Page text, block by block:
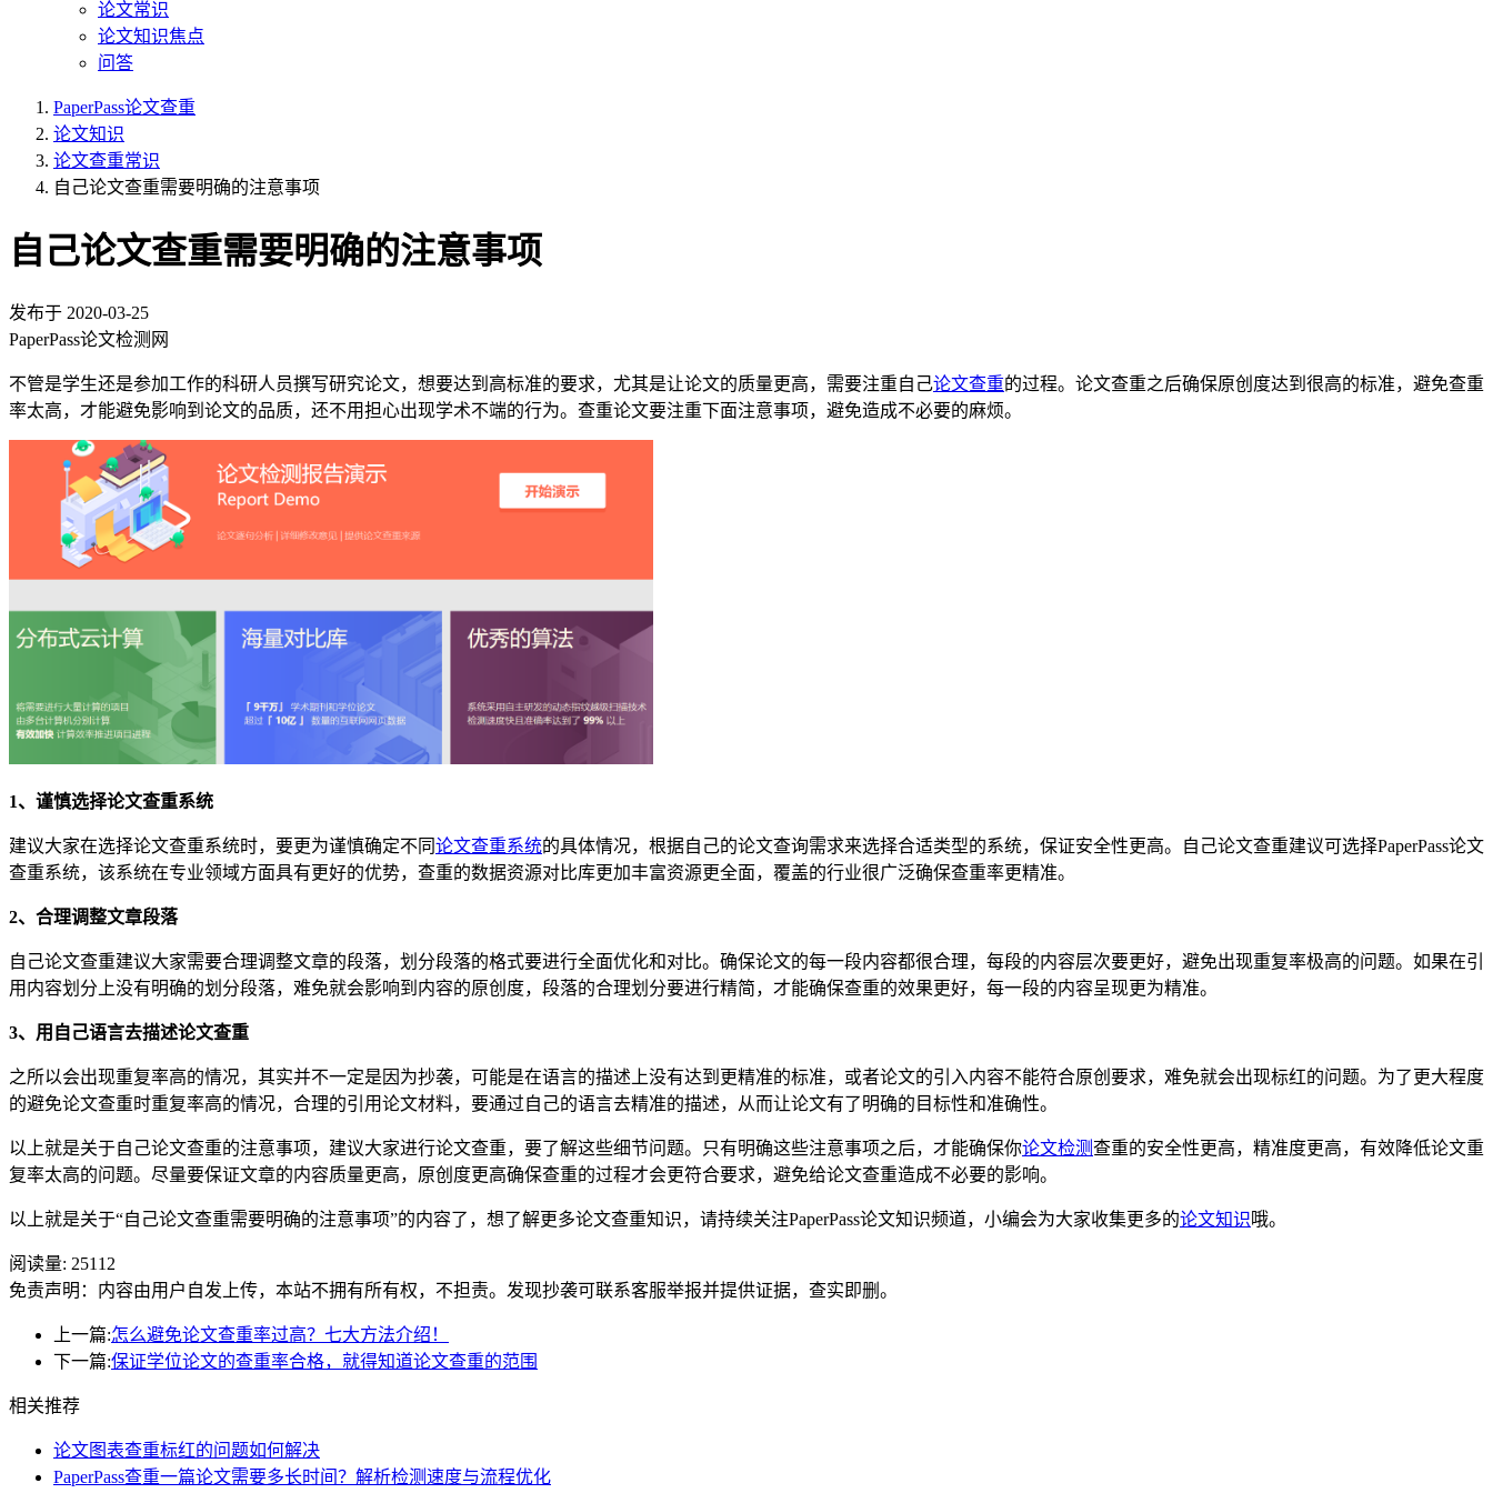
论文常识
论文知识焦点
问答
PaperPass论文查重
论文知识
论文查重常识
自己论文查重需要明确的注意事项
自己论文查重需要明确的注意事项
发布于 2020-03-25
PaperPass论文检测网
不管是学生还是参加工作的科研人员撰写研究论文，想要达到高标准的要求，尤其是让论文的质量更高，需要注重自己论文查重的过程。论文查重之后确保原创度达到很高的标准，避免查重
率太高，才能避免影响到论文的品质，还不用担心出现学术不端的行为。查重论文要注重下面注意事项，避免造成不必要的麻烦。
1、谨慎选择论文查重系统
建议大家在选择论文查重系统时，要更为谨慎确定不同论文查重系统的具体情况，根据自己的论文查询需求来选择合适类型的系统，保证安全性更高。自己论文查重建议可选择PaperPass论文
查重系统，该系统在专业领域方面具有更好的优势，查重的数据资源对比库更加丰富资源更全面，覆盖的行业很广泛确保查重率更精准。
2、合理调整文章段落
自己论文查重建议大家需要合理调整文章的段落，划分段落的格式要进行全面优化和对比。确保论文的每一段内容都很合理，每段的内容层次要更好，避免出现重复率极高的问题。如果在引
用内容划分上没有明确的划分段落，难免就会影响到内容的原创度，段落的合理划分要进行精简，才能确保查重的效果更好，每一段的内容呈现更为精准。
3、用自己语言去描述论文查重
之所以会出现重复率高的情况，其实并不一定是因为抄袭，可能是在语言的描述上没有达到更精准的标准，或者论文的引入内容不能符合原创要求，难免就会出现标红的问题。为了更大程度
的避免论文查重时重复率高的情况，合理的引用论文材料，要通过自己的语言去精准的描述，从而让论文有了明确的目标性和准确性。
以上就是关于自己论文查重的注意事项，建议大家进行论文查重，要了解这些细节问题。只有明确这些注意事项之后，才能确保你论文检测查重的安全性更高，精准度更高，有效降低论文重
复率太高的问题。尽量要保证文章的内容质量更高，原创度更高确保查重的过程才会更符合要求，避免给论文查重造成不必要的影响。
以上就是关于“自己论文查重需要明确的注意事项”的内容了，想了解更多论文查重知识，请持续关注PaperPass论文知识频道，小编会为大家收集更多的论文知识哦。
阅读量: 25112
免责声明：内容由用户自发上传，本站不拥有所有权，不担责。发现抄袭可联系客服举报并提供证据，查实即删。
上一篇:怎么避免论文查重率过高？七大方法介绍！
下一篇:保证学位论文的查重率合格，就得知道论文查重的范围
相关推荐
论文图表查重标红的问题如何解决
PaperPass查重一篇论文需要多长时间？解析检测速度与流程优化